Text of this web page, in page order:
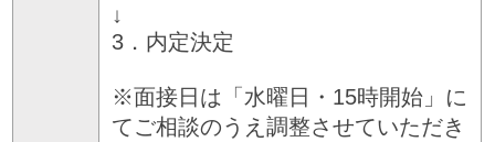
↓
3．内定決定
※面接日は「水曜日・15時開始」に
てご相談のうえ調整させていただき